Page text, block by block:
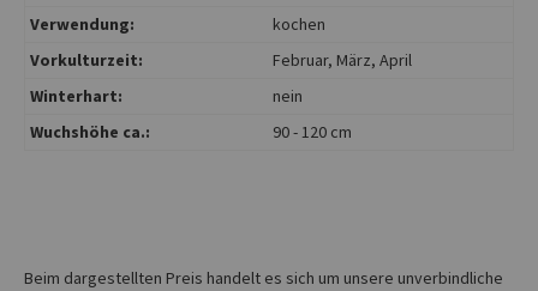
Verwendung:
kochen
Vorkulturzeit:
Februar, März, April
Winterhart:
nein
Wuchshöhe ca.:
90 - 120 cm
Beim dargestellten Preis handelt es sich um unsere unverbindliche